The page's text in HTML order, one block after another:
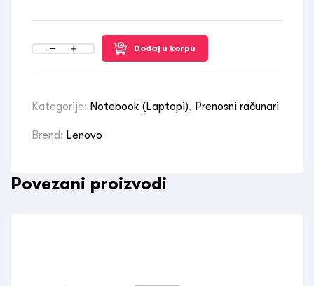
Dodaj u korpu
Kategorije: Notebook (Laptopi), Prenosni računari
Brend: Lenovo
Povezani proizvodi